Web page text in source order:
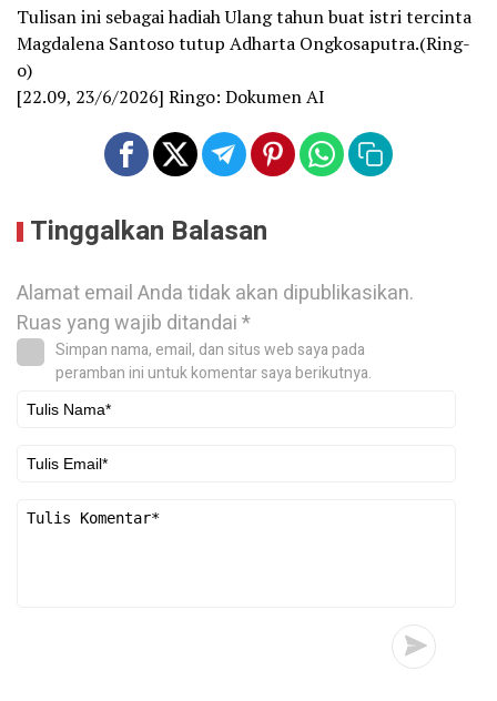
Tulisan ini sebagai hadiah Ulang tahun buat istri tercinta
Magdalena Santoso tutup Adharta Ongkosaputra.(Ring-
o)
[22.09, 23/6/2026] Ringo: Dokumen AI
Tinggalkan Balasan
Alamat email Anda tidak akan dipublikasikan.
Ruas yang wajib ditandai*
Simpan nama, email, dan situs web saya pada
peramban ini untuk komentar saya berikutnya.